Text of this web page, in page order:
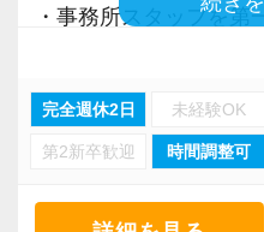
ップのチャンスも広が
でなくマネジメントの
オフィス責任者として
【働く環境の魅力】
静かな住宅地に建ち、
らがデザインをおこ
す！）
組織化された効率性
常に向上心を有し、仕
前向きに挑戦出来る
税理士等の専門職を目
・事務所スタッフを第
おります）
・30代活躍中！
【このような方が向い
完全週休2日 未経験OK
第2新卒歓迎 時間調整可